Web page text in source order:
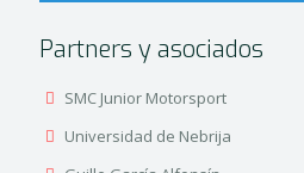
Partners y asociados
SMC Junior Motorsport
Universidad de Nebrija